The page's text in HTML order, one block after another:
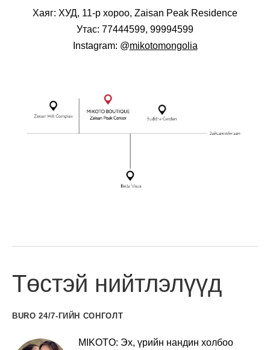
Хаяг: ХУД, 11-р хороо, Zaisan Peak Residence
Утас: 77444599, 99994599
Instagram: @mikotomongolia
Төстэй нийтлэлүүд
BURO 24/7-ГИЙН СОНГОЛТ
MIKOTO: Эх, үрийн нандин холбоо